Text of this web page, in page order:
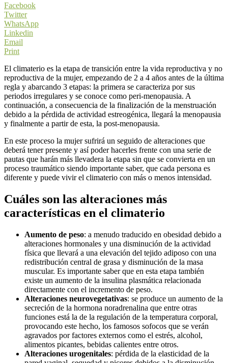
Facebook
Twitter
WhatsApp
Linkedin
Email
Print
El climaterio es la etapa de transición entre la vida reproductiva y no
reproductiva de la mujer, empezando de 2 a 4 años antes de la última
regla y abarcando 3 etapas: la primera se caracteriza por sus
periodos irregulares y se conoce como peri-menopausia. A
continuación, a consecuencia de la finalización de la menstruación
debido a la pérdida de actividad estreogénica, llegará la menopausia
y finalmente a partir de esta, la post-menopausia.
En este proceso la mujer sufrirá un seguido de alteraciones que
deberá tener presente y así poder hacerles frente con una serie de
pautas que harán más llevadera la etapa sin que se convierta en un
proceso traumático siendo importante saber, que cada persona es
diferente y puede vivir el climaterio con más o menos intensidad.
Cuáles son las alteraciones más
características en el climaterio
Aumento de peso: a menudo traducido en obesidad debido a
alteraciones hormonales y una disminución de la actividad
física que llevará a una elevación del tejido adiposo con una
redistribución central de grasa y disminución de la masa
muscular. Es importante saber que en esta etapa también
existe un aumento de la insulina plasmática relacionada
directamente con el incremento de peso.
Alteraciones neurovegetativas: se produce un aumento de la
secreción de la hormona noradrenalina que entre otras
funciones está la de la regulación de la temperatura corporal,
provocando este hecho, los famosos sofocos que se verán
agravados por factores externos como el estrés, alcohol,
alimentos picantes, bebidas calientes entre otros.
Alteraciones urogenitales: pérdida de la elasticidad de la